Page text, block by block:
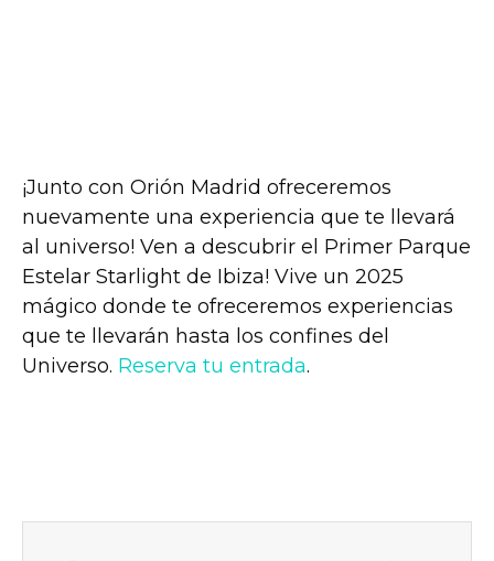
¡Junto con Orión Madrid ofreceremos
nuevamente una experiencia que te llevará
al universo! Ven a descubrir el Primer Parque
Estelar Starlight de Ibiza! Vive un 2025
mágico donde te ofreceremos experiencias
que te llevarán hasta los confines del
Universo. Reserva tu entrada.